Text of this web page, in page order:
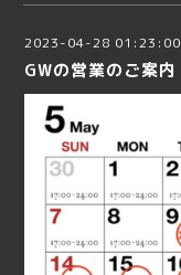
2023-04-28 01:23:00
GWの営業のご案内